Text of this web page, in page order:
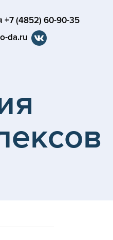
+7 (4852) 60-90-35
da.ru